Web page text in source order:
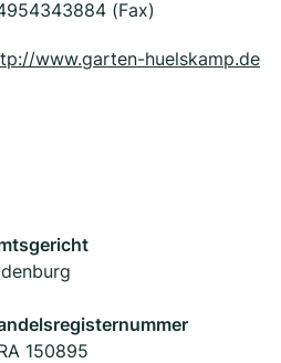
(Fax)
www.garten-huelskamp.de
150895